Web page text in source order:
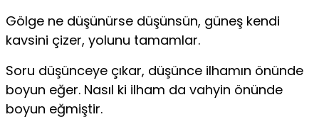
Gölge ne düşünürse düşünsün, güneş kendi
kavsini çizer, yolunu tamamlar.
Soru düşünceye çıkar, düşünce ilhamın önünde
boyun eğer. Nasıl ki ilham da vahyin önünde
boyun eğmiştir.